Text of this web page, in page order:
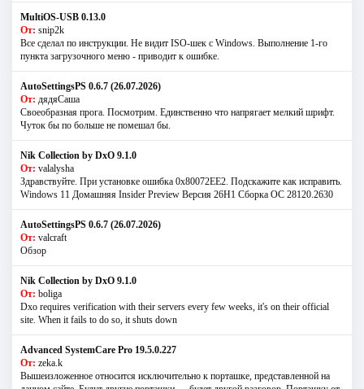
MultiOS-USB 0.13.0
От: snip2k
Все сделал по инструкции. Не видит ISO-шек с Windows. Выполнение 1-го
пункта загрузочного меню - приводит к ошибке.
AutoSettingsPS 0.6.7 (26.07.2026)
От: дядяСаша
Своеобразная прога. Посмотрим. Единственно что напрягает мелкий шрифт.
Чуток бы по больше не помешал бы.
Nik Collection by DxO 9.1.0
От: valalysha
Здравствуйте. При установке ошибка 0х80072EE2. Подскажите как исправить.
Windows 11 Домашняя Insider Preview Версия 26H1 Сборка ОС 28120.2630
AutoSettingsPS 0.6.7 (26.07.2026)
От: valcraft
Обзор
Nik Collection by DxO 9.1.0
От: boliga
Dxo requires verification with their servers every few weeks, it's on their official
site. When it fails to do so, it shuts down
Advanced SystemCare Pro 19.5.0.227
От: zeka.k
Вышеизложенное относится исключительно к порташке, представленной на